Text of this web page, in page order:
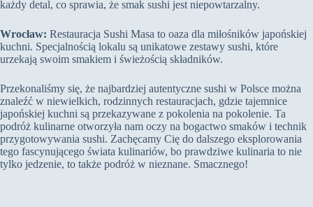
każdy detal, co sprawia, że smak sushi jest niepowtarzalny.
Wrocław: Restauracja Sushi Masa to oaza dla miłośników japońskiej
kuchni. Specjalnością lokalu są unikatowe zestawy sushi, które
urzekają swoim smakiem i świeżością składników.
Przekonaliśmy się, że najbardziej autentyczne sushi w Polsce można
znaleźć w niewielkich, rodzinnych restauracjach, gdzie tajemnice
japońskiej kuchni są przekazywane z pokolenia na pokolenie. Ta
podróż kulinarne otworzyła nam oczy na bogactwo smaków i technik
przygotowywania sushi. Zachęcamy Cię do dalszego eksplorowania
tego fascynującego świata kulinariów, bo prawdziwe kulinaria to nie
tylko jedzenie, to także podróż w nieznane. Smacznego!